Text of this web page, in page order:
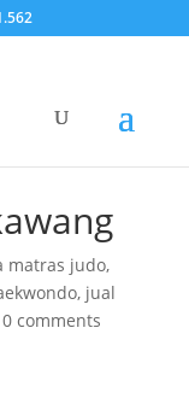
matras judo,
, jual
0 comments